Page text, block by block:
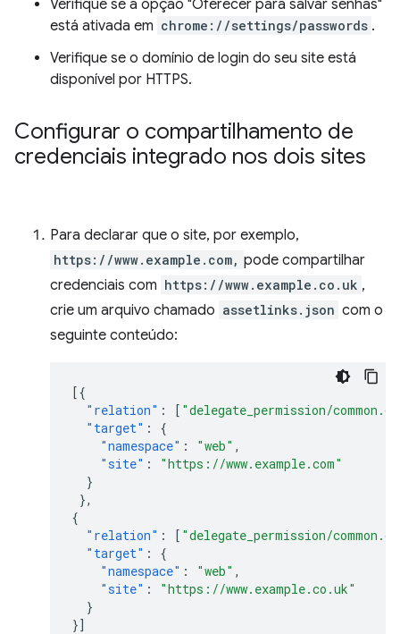
Verifique se a opção "Oferecer para salvar senhas"
está ativada em chrome://settings/passwords .
Verifique se o domínio de login do seu site está
disponível por HTTPS.
Configurar o compartilhamento de
credenciais integrado nos dois sites
Para declarar que o site, por exemplo,
https://www.example.com, pode compartilhar
credenciais com https://www.example.co.uk ,
crie um arquivo chamado assetlinks.json com o
seguinte conteúdo:
[{
"relation" : [ "delegate_permission/
"target" :
{
"namespace" : "web" ,
"site" :
"https://www.example.com"
}
},
{
"relation" : [ "delegate_permission/
"target" :
{
"namespace" : "web" ,
"site" :
"https://www.example.co.uk"
}
}]